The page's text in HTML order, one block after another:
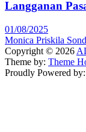
Langganan
01/08/2025
Monica Priskila
Copyright © 2026
Theme by: Theme
Proudly Powered by: